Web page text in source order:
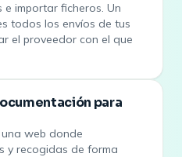
importar ficheros. Un
todos los envíos de tus
el proveedor con el que
para
web donde
y recogidas de forma